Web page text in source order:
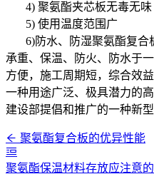
4) 聚氨酯夹芯板无毒无味
5) 使用温度范围广
6)防水、防湿聚氨酯复合
承重、保温、防火、防水于
方便，施工周期短，综合效
一种用途广泛、极具潜力的
建设部提倡和推广的一种新型
聚氨酯复合板的优异性能
聚氨酯保温材料存放应注意